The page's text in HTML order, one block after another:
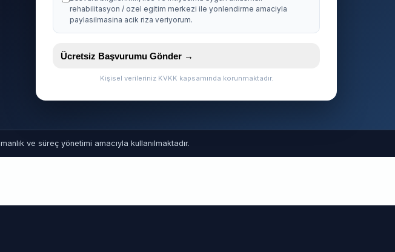
rehabilitasyon / ozel egitim merkezi ile yonlendirme amaciyla
paylasilmasina acik riza veriyorum.
Ücretsiz Başvurumu Gönder →
Kişisel verileriniz KVKK kapsamında korunmaktadır.
ve süreç yönetimi amacıyla kullanılmaktadır.